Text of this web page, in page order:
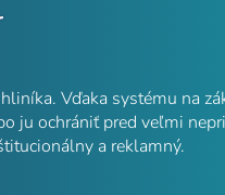
Vďaka systému na
ju ochrániť pred veľmi
a reklamný.